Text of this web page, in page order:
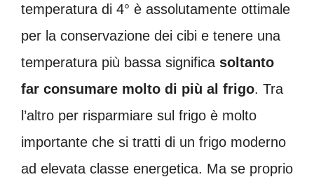
temperatura di 4° è assolutamente ottimale
per la conservazione dei cibi e tenere una
temperatura più bassa significa soltanto
far consumare molto di più al frigo. Tra
l’altro per risparmiare sul frigo è molto
importante che si tratti di un frigo moderno
ad elevata classe energetica. Ma se proprio